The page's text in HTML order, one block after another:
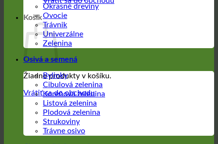
Košík
Žiadne produkty v košíku.
Vrátiť sa do obchodu
Okrasné dreviny
Ovocie
Trávnik
Univerzálne
Zelenina
Osivá a semená
Bylinky
Cibulová zelenina
Koreňová zelenina
Listová zelenina
Plodová zelenina
Strukoviny
Trávne osivo